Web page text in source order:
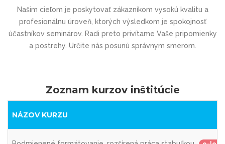
Našim cieľom je poskytovať zákazníkom vysokú kvalitu a
profesionálnu úroveň, ktorých výsledkom je spokojnosť
účastníkov seminárov. Radi preto privítame Vaše pripomienky
a postrehy. Určite nás posunú správnym smerom.
Zoznam kurzov inštitúcie
NÁZOV KURZU